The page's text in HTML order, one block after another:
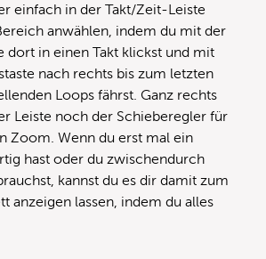
einfach in der Takt/Zeit-Leiste
anwählen, indem du mit der
dort in einen Takt klickst und mit
nach rechts bis zum letzten
Loops fährst. Ganz rechts
Leiste noch der Schieberegler für
Zoom. Wenn du erst mal ein
hast oder du zwischendurch
kannst du es dir damit zum
anzeigen lassen, indem du alles